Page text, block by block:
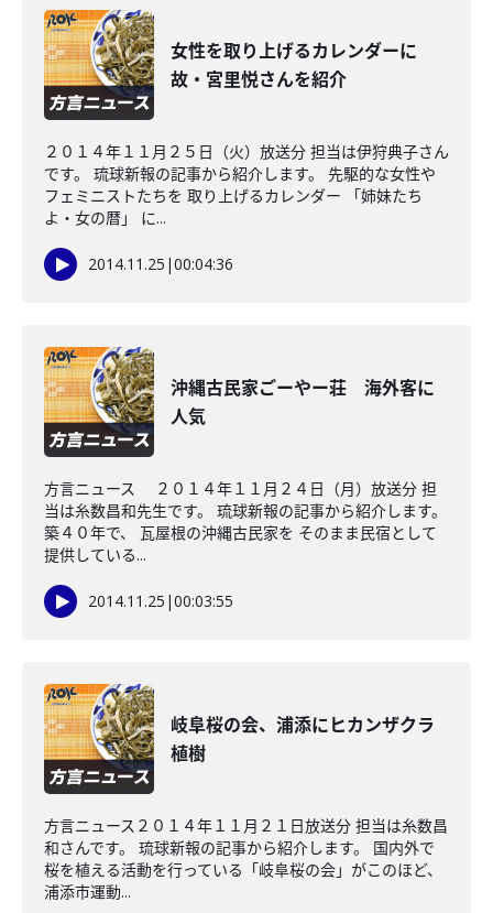
女性を取り上げるカレンダーに
故・宮里悦さんを紹介
２０１４年１１月２５日（火）放送分 担当は伊狩典子さん
です。 琉球新報の記事から紹介します。 先駆的な女性や
フェミニストたちを 取り上げるカレンダー 「姉妹たち
よ・女の暦」 に...
2014.11.25 |00:04:36
沖縄古民家ごーやー荘 海外客に
人気
方言ニュース ２０１４年１１月２４日（月）放送分 担
当は糸数昌和先生です。 琉球新報の記事から紹介します。
築４０年で、 瓦屋根の沖縄古民家を そのまま民宿として
提供している...
2014.11.25 |00:03:55
岐阜桜の会、浦添にヒカンザクラ
植樹
方言ニュース２０１４年１１月２１日放送分 担当は糸数昌
和さんです。 琉球新報の記事から紹介します。 国内外で
桜を植える活動を行っている「岐阜桜の会」がこのほど、
浦添市運動...